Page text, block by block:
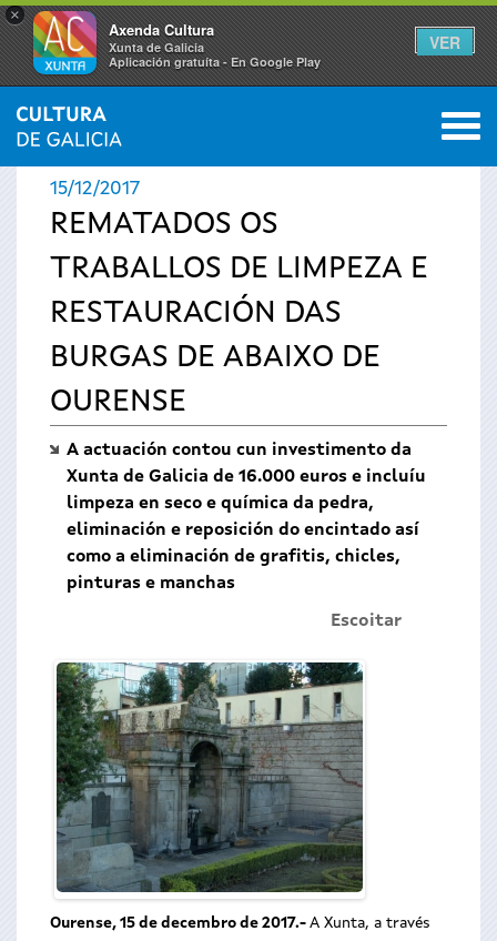
×
Axenda Cultura
Xunta de Galicia
Aplicación gratuíta - En Google Play
VER
Vostede
está
aquí
INICIO › ACTUALIDADE 0
15/12/2017
REMATADOS OS
TRABALLOS DE LIMPEZA E
RESTAURACIÓN DAS
BURGAS DE ABAIXO DE
OURENSE
A actuación contou cun investimento da
Xunta de Galicia de 16.000 euros e incluíu
limpeza en seco e química da pedra,
eliminación e reposición do encintado así
como a eliminación de grafitis, chicles,
pinturas e manchas
Escoitar
Ourense, 15 de decembro de 2017.- A Xunta, a través